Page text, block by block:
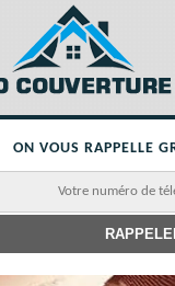
ON VOUS RAPPELLE